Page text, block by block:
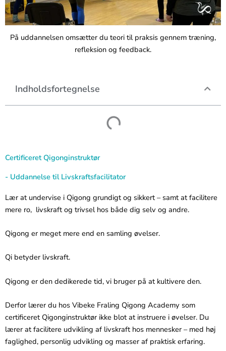
På uddannelsen omsætter du teori til praksis gennem træning,
refleksion og feedback.
Indholdsfortegnelse
Certificeret Qigonginstruktør
- Uddannelse til Livskraftsfacilitator
Lær at undervise i Qigong grundigt og sikkert – samt at facilitere
mere ro, livskraft og trivsel hos både dig selv og andre.
Qigong er meget mere end en samling øvelser.
Qi betyder livskraft.
Qigong er den dedikerede tid, vi bruger på at kultivere den.
Derfor lærer du hos Vibeke Fraling Qigong Academy som
certificeret Qigonginstruktør ikke blot at instruere i øvelser. Du
lærer at facilitere udvikling af livskraft hos mennesker – med høj
faglighed, personlig udvikling og masser af praktisk erfaring.